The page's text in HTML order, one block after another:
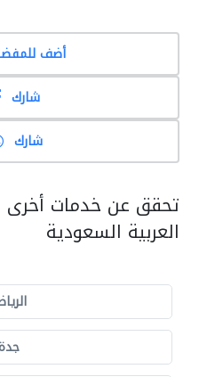
أضف
شارك
شارك
تحقق عن خدمات
العربية السعودية